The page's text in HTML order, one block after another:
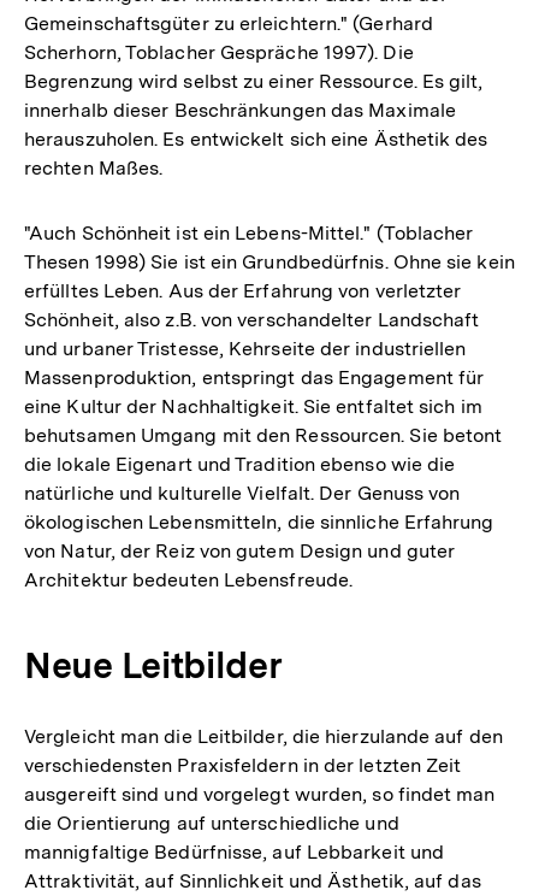
Gemeinschaftsgüter zu erleichtern." (Gerhard
Scherhorn, Toblacher Gespräche 1997). Die
Begrenzung wird selbst zu einer Ressource. Es gilt,
innerhalb dieser Beschränkungen das Maximale
herauszuholen. Es entwickelt sich eine Ästhetik des
rechten Maßes.
"Auch Schönheit ist ein Lebens-Mittel." (Toblacher
Thesen 1998) Sie ist ein Grundbedürfnis. Ohne sie kein
erfülltes Leben. Aus der Erfahrung von verletzter
Schönheit, also z.B. von verschandelter Landschaft
und urbaner Tristesse, Kehrseite der industriellen
Massenproduktion, entspringt das Engagement für
eine Kultur der Nachhaltigkeit. Sie entfaltet sich im
behutsamen Umgang mit den Ressourcen. Sie betont
die lokale Eigenart und Tradition ebenso wie die
natürliche und kulturelle Vielfalt. Der Genuss von
ökologischen Lebensmitteln, die sinnliche Erfahrung
von Natur, der Reiz von gutem Design und guter
Architektur bedeuten Lebensfreude.
Neue Leitbilder
Vergleicht man die Leitbilder, die hierzulande auf den
verschiedensten Praxisfeldern in der letzten Zeit
ausgereift sind und vorgelegt wurden, so findet man
die Orientierung auf unterschiedliche und
mannigfaltige Bedürfnisse, auf Lebbarkeit und
Attraktivität, auf Sinnlichkeit und Ästhetik, auf das